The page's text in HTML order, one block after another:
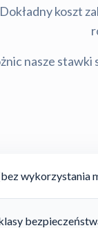
koszt
nasze stawki
wykorzystania